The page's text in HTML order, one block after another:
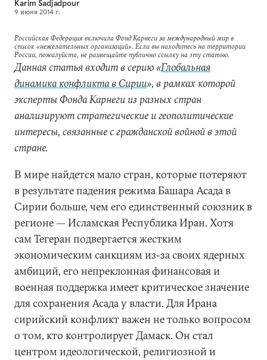
Karim Sadjadpour
9 июня 2014 г.
Российская Федерация включила Фонд Карнеги за международный мир в
список «нежелательных организаций». Если вы находитесь на территории
России, пожалуйста, не размещайте публично ссылку на эту статью.
Данная статья входит в серию «Глобальная
динамика конфликта в Сирии», в рамках которой
эксперты Фонда Карнеги из разных стран
анализируют стратегические и геополитические
интересы, связанные с гражданской войной в этой
стране.
В мире найдется мало стран, которые потеряют
в результате падения режима Башара Асада в
Сирии больше, чем его единственный союзник в
регионе — Исламская Республика Иран. Хотя
сам Тегеран подвергается жестким
экономическим санкциям из-за своих ядерных
амбиций, его непреклонная финансовая и
военная поддержка имеет критическое значение
для сохранения Асада у власти. Для Ирана
сирийский конфликт важен не только вопросом
о том, кто контролирует Дамаск. Он стал
центром идеологической, религиозной и